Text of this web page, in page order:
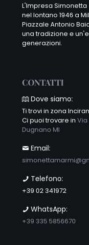
L'Impresa
nel lontano 1946 a
Piazzale Antonio
una tradizione e
generazioni.
CONTATTI
Dove siamo:
Ti trovi in zona
Ci puoi trovare in Via
Dugnano MI
Email:
Telefono:
+39 02 341972
WhatsApp:
+39 335 5856670